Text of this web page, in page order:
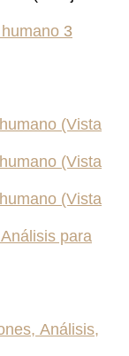
3
(Vista
(Vista
(Vista
para